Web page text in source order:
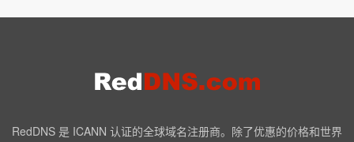
RedDNS 是 ICANN 认证的全球域名注册商。除了优惠的价格和世界